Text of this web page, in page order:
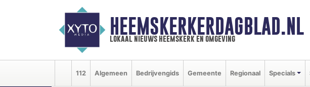
HEEMSKERKERDAGBLAD.NL
lokaal nieuws heemskerk en omgeving
112 Algemeen Bedrijvengids Gemeente Regionaal Specials